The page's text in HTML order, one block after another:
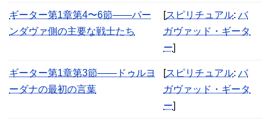
ギーター第1章第4〜6節――パー
ンダヴァ側の主要な戦士たち
[スピリチュアル: バ
ガヴァッド・ギータ
ー]
ギーター第1章第3節――ドゥルヨ
ーダナの最初の言葉
[スピリチュアル: バ
ガヴァッド・ギータ
ー]